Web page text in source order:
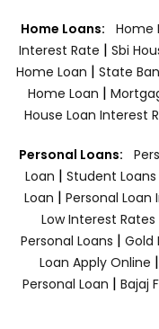
Home Loans: Home
Interest Rate | Sbi
Home Loan | State
Home Loan |
House Loan Interest
Personal Loans:
Loan | Student Loans
Loan | Personal Loan
Low Interest Rates
Personal Loans | Gold
Loan Apply Online |
Personal Loan | Bajaj